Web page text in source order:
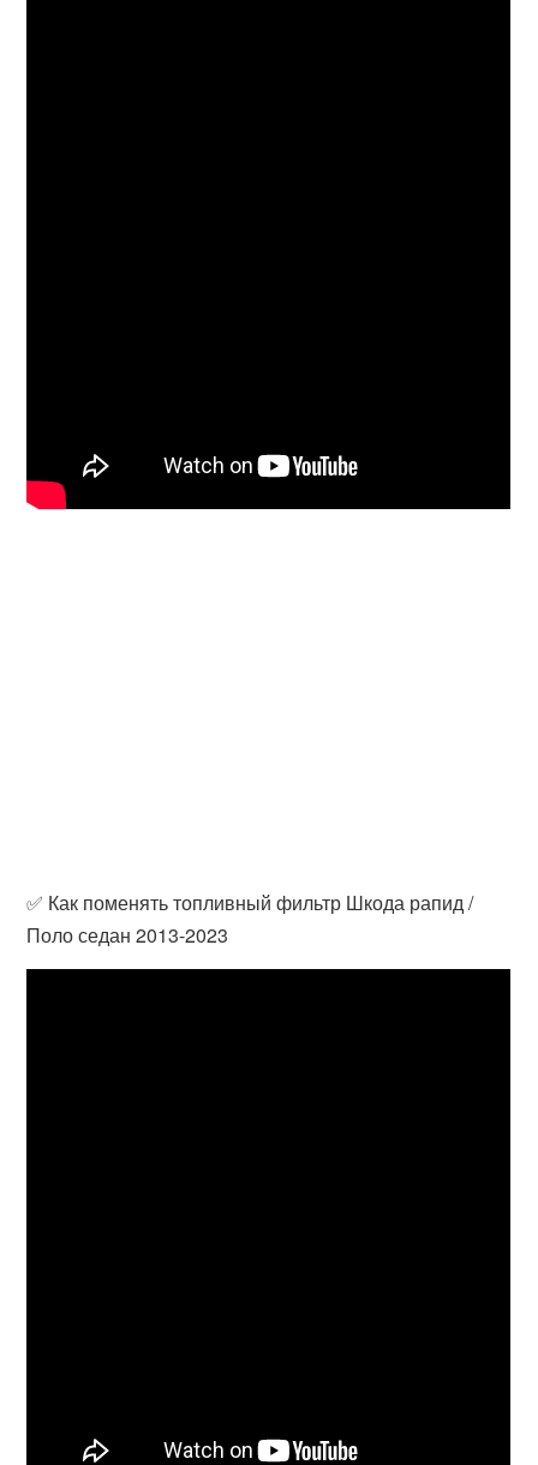
✅ Как поменять топливный фильтр Шкода рапид /
Поло седан 2013-2023